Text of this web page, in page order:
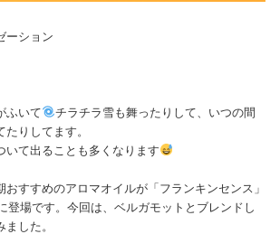
ーション
ふいて
チラチラ雪も舞ったりして、いつの間
りしてます。
いて出ることも多くなります
おすすめのアロマオイルが「フランキンセンス」
登場です。今回は、ベルガモットとブレンドし
した。